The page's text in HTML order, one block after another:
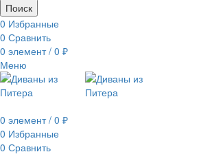
Поиск
0 Избранные
0 Сравнить
0 элемент / 0 ₽
Меню
0 элемент / 0 ₽
0 Избранные
0 Сравнить